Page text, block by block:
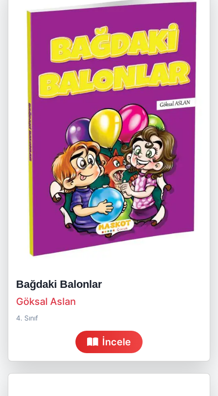
Bağdaki Balonlar
Göksal Aslan
4. Sınıf
İncele